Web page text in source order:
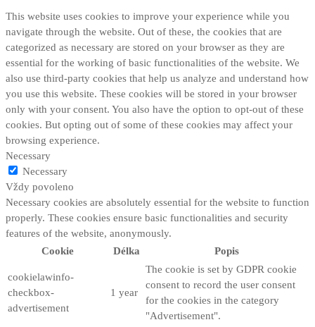
This website uses cookies to improve your experience while you
navigate through the website. Out of these, the cookies that are
categorized as necessary are stored on your browser as they are
essential for the working of basic functionalities of the website. We
also use third-party cookies that help us analyze and understand how
you use this website. These cookies will be stored in your browser
only with your consent. You also have the option to opt-out of these
cookies. But opting out of some of these cookies may affect your
browsing experience.
Necessary
Necessary
Vždy povoleno
Necessary cookies are absolutely essential for the website to function
properly. These cookies ensure basic functionalities and security
features of the website, anonymously.
Cookie
Délka Popis
cookielawinfo-
checkbox-
advertisement
1 year
The cookie is set by GDPR cookie
consent to record the user consent
for the cookies in the category
"Advertisement".